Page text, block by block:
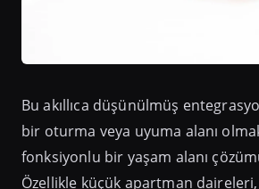
Bu akıllıca düşünülmüş
bir oturma veya uyuma alanı
fonksiyonlu bir yaşam alanı
Özellikle küçük apartman